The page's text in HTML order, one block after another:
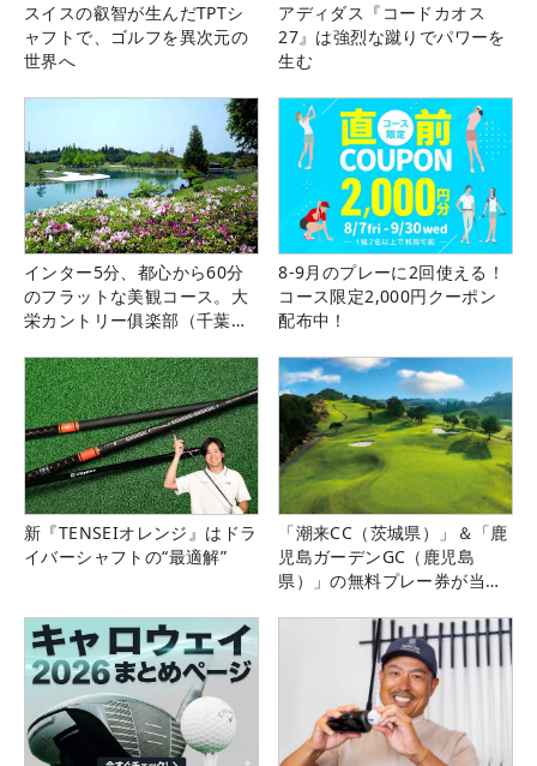
スイスの叡智が生んだTPTシ
ャフトで、ゴルフを異次元の
世界へ
アディダス『コードカオス
27』は強烈な蹴りでパワーを
生む
インター5分、都心から60分
のフラットな美観コース。大
栄カントリー俱楽部（千葉
8-9月のプレーに2回使える！
コース限定2,000円クーポン
配布中！
新『TENSEIオレンジ』はドラ
イバーシャフトの“最適解”
「潮来CC（茨城県）」＆「鹿
児島ガーデンGC（鹿児島
県）」の無料プレー券が当た